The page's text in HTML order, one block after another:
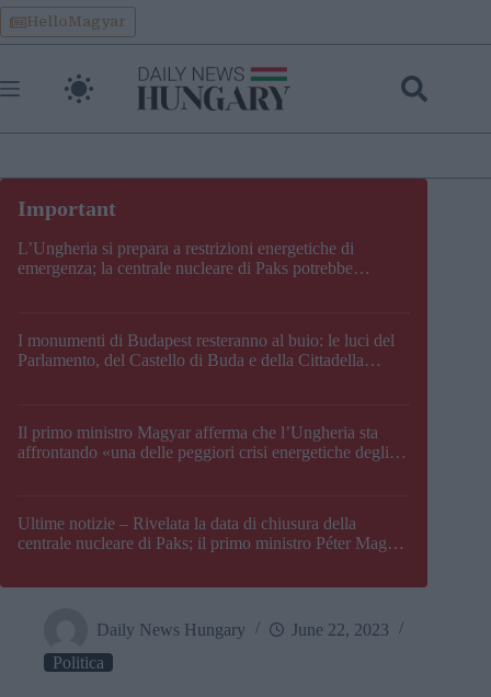
Skip
to
content
HelloMagyar
L’Ungheria si prepara a restrizioni energetiche di
emergenza; la centrale nucleare di Paks potrebbe
I monumenti di Budapest resteranno al buio: le luci del
Parlamento, del Castello di Buda e della Cittadella
Il primo ministro Magyar afferma che l’Ungheria sta
affrontando «una delle peggiori crisi energetiche degli
Ultime notizie – Rivelata la data di chiusura della
centrale nucleare di Paks; il primo ministro Péter Magyar
Daily News Hungary
June 22, 2023
Politica